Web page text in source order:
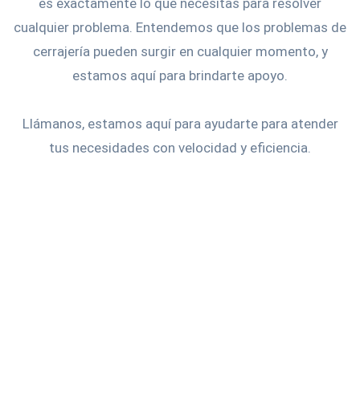
cualquier problema. Entendemos que los problemas de
cerrajería pueden surgir en cualquier momento, y
estamos aquí para brindarte apoyo.
Llámanos, estamos aquí para ayudarte para atender
tus necesidades con velocidad y eficiencia.